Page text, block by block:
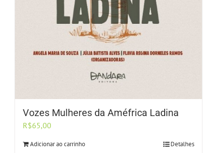
Vozes Mulheres da Améfrica Ladina
R$65,00
Adicionar ao carrinho Detalhes